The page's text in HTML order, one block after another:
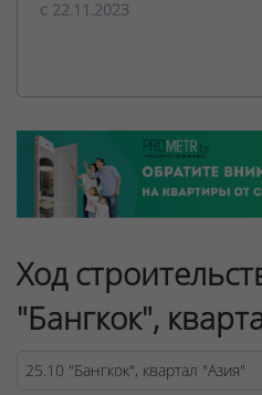
c 22.11.2023
Ход
"Бангкок",